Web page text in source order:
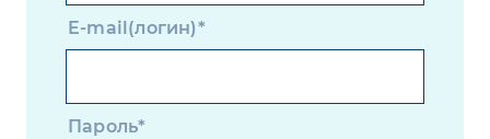
E-mail(логин)*
Пароль*